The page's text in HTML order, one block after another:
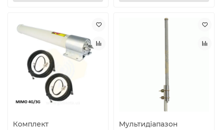
Комплект
Мультидіапазон